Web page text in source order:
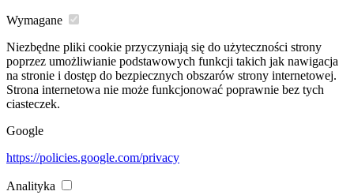
Wymagane
Niezbędne pliki cookie przyczyniają się do użyteczności strony
poprzez umożliwianie podstawowych funkcji takich jak nawigacja
na stronie i dostęp do bezpiecznych obszarów strony internetowej.
Strona internetowa nie może funkcjonować poprawnie bez tych
ciasteczek.
Google
https://policies.google.com/privacy
Analityka